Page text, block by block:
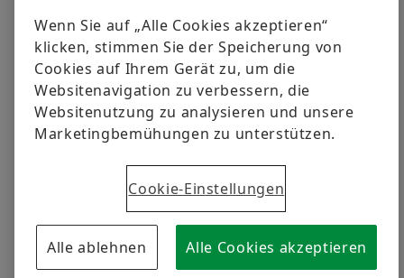
besondere technische Lösung verlangte zudem der
Permafrostboden auf 550 Kilometern der
Hochgebirgs-Bahntrasse. Stahlrohre, gefüllt mit
Ammoniak, wurden tief ins Erdreich gerammt. Das
beugt dem Auftauen vor und stabilisiert so dauerhaft
den Gleiskörper. Einem Versanden durch die
gewaltige Wanderdünen an der Strecke beugen grobe
Steinraster links und rechts der Schienen vor.
Mehr zum Thema
Wenn Sie auf „Alle Cookies akzeptieren“
klicken, stimmen Sie der Speicherung von
Cookies auf Ihrem Gerät zu, um die
Websitenavigation zu verbessern, die
Websitenutzung zu analysieren und unsere
Marketingbemühungen zu unterstützen.
Cookie-Einstellungen
Alle ablehnen Alle Cookies akzeptieren